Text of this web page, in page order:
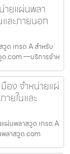
ายแผ่นพลา
ละภายนอก
ด เกรด A สำหรับ
ด.com —บริการจำห
อง จำหน่ายแผ่
ยในและ
ผ่นพลาสวูด เกรด A
พลาสวูด.com